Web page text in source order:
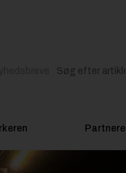
Partnere